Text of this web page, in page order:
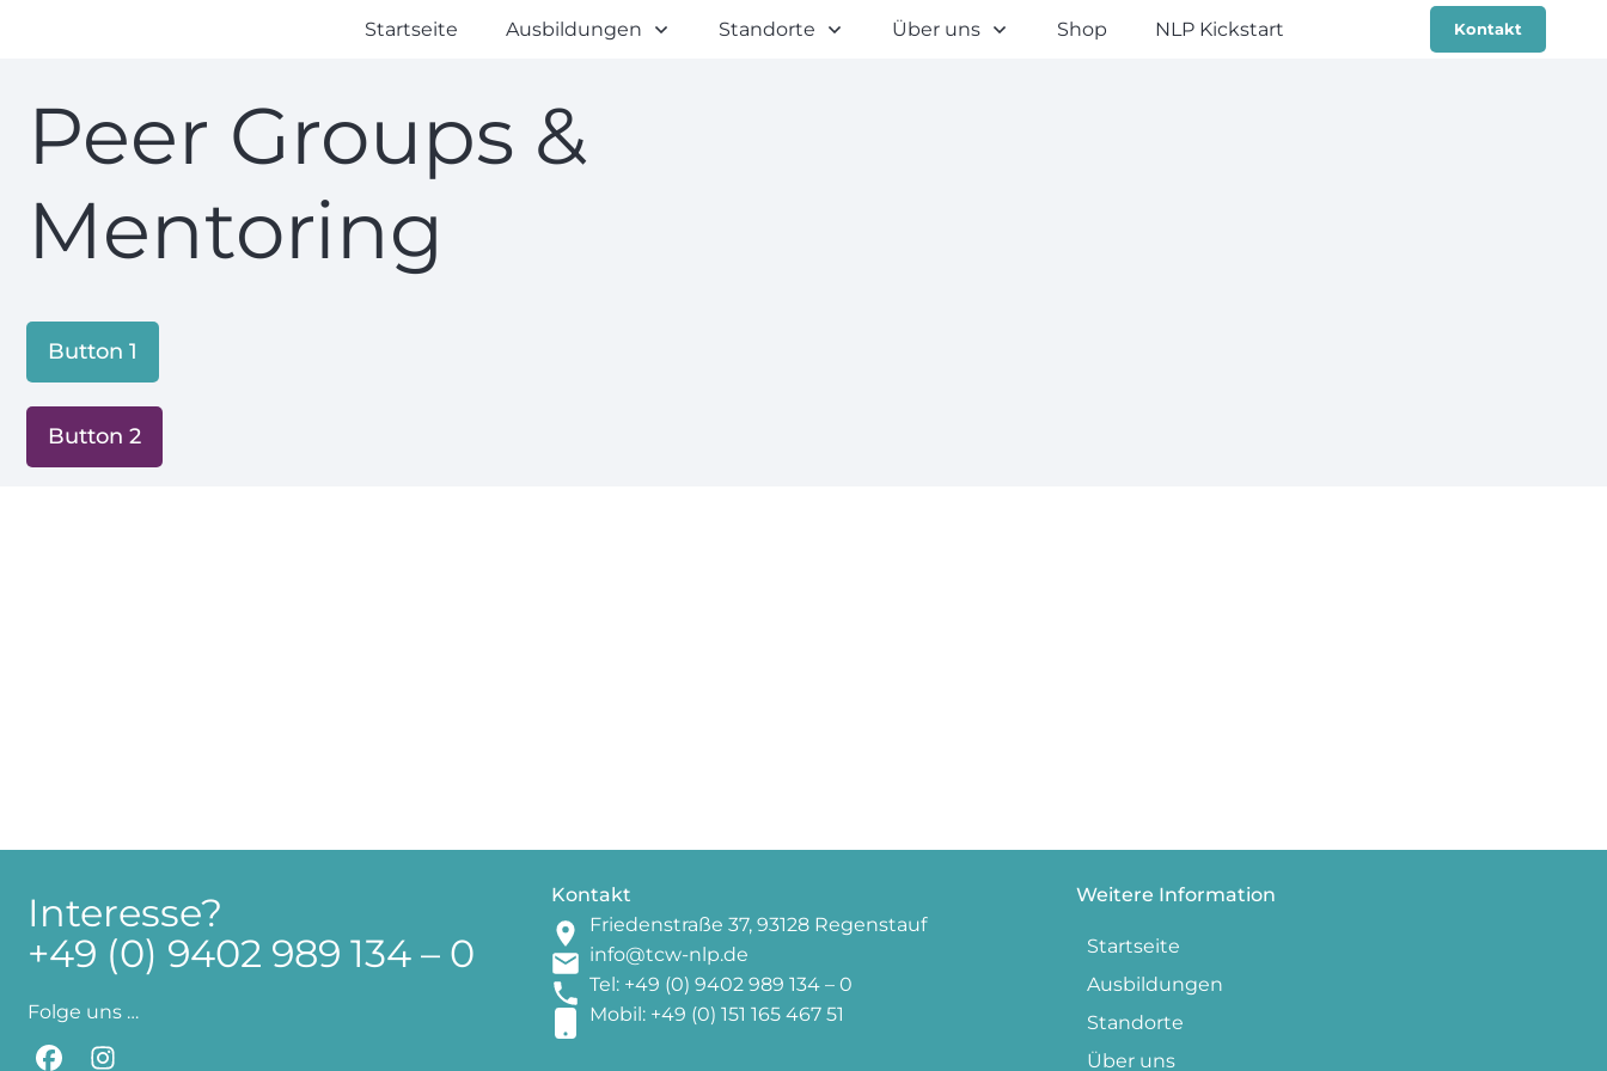
Startseite Ausbildungen Standorte Über uns Shop NLP Kickstart Kontakt
Peer Groups &
Mentoring
Button 1
Button 2
Interesse?
+49 (0) 9402 989 134 – 0
Folge uns …
Kontakt
Friedenstraße 37, 93128 Regenstauf
info@tcw-nlp.de
Tel: +49 (0) 9402 989 134 – 0
Mobil: +49 (0) 151 165 467 51
Weitere Information
Startseite
Ausbildungen
Standorte
Über uns